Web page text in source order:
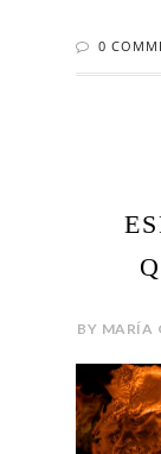
0
BY MARÍA